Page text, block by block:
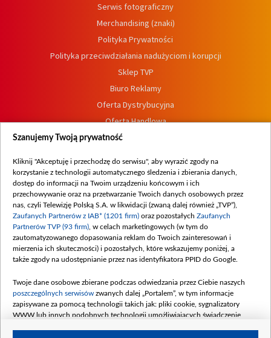
Serwis fotograficzny
Merchandising (znaki)
Polityka Prywatności
Polityka przeciwdziałania nadużyciom i korupcji
Sklep TVP
Biuro Reklamy
Oferta Dystrybucyjna
Oferta Handlowa
Dostępność
Procedura zgłoszeń wewnętrznych
Szanujemy Twoją prywatność
Kliknij "Akceptuję i przechodzę do serwisu", aby wyrazić zgody na
korzystanie z technologii automatycznego śledzenia i zbierania danych,
dostęp do informacji na Twoim urządzeniu końcowym i ich
przechowywanie oraz na przetwarzanie Twoich danych osobowych przez
nas, czyli Telewizję Polską S.A. w likwidacji (zwaną dalej również „TVP”),
Zaufanych Partnerów z IAB* (1201 firm) oraz pozostałych Zaufanych
Partnerów TVP (93 firm) , w celach marketingowych (w tym do
zautomatyzowanego dopasowania reklam do Twoich zainteresowań i
mierzenia ich skuteczności) i pozostałych, które wskazujemy poniżej, a
także zgody na udostępnianie przez nas identyfikatora PPID do Google.
Twoje dane osobowe zbierane podczas odwiedzania przez Ciebie naszych
poszczególnych serwisów zwanych dalej „Portalem”, w tym informacje
zapisywane za pomocą technologii takich jak: pliki cookie, sygnalizatory
WWW lub innych podobnych technologii umożliwiających świadczenie